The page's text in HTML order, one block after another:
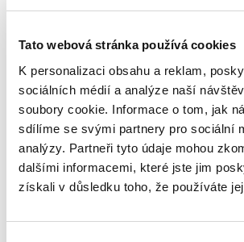
Tato webová stránka používá cookies
K personalizaci obsahu a reklam,
sociálních médií a analýze naší
soubory cookie. Informace o tom, jak
sdílíme se svými partnery pro sociální
analýzy. Partneři tyto údaje mohou
dalšími informacemi, které jste jim
získali v důsledku toho, že používáte
IBM FlashSystem 5300 je moderní diskové
na výkon, škálovatelnost a ochranu dat.
Proč právě FlashSystem 5300?
Skvělý produkt z pohledu ceny a